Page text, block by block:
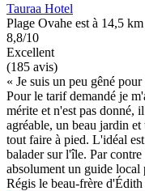
Tauraa Hotel
Plage Ovahe est à 14,5 km
8,8/10
Excellent
(185 avis)
« Je suis un peu gêné
Pour le tarif demandé je
mérite et n'est pas donné,
agréable, un beau jardin
tout faire à pied. L'idéal
balader sur l'île. Par
absolument un guide
Régis le beau-frère d'Édith